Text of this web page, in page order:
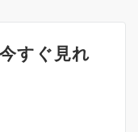
すぐ見れ